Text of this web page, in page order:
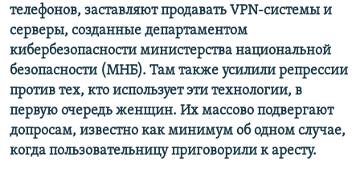
телефонов, заставляют продавать VPN-системы и
серверы, созданные департаментом
кибербезопасности министерства национальной
безопасности (МНБ). Там также усилили репрессии
против тех, кто использует эти технологии, в
первую очередь женщин. Их массово подвергают
допросам, известно как минимум об одном случае,
когда пользовательницу приговорили к аресту.